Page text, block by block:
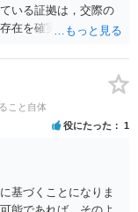
いる証拠は，交際の
在を確実に証明でき
請求を進めることで
姻破綻に至っていな
れません。 ②夫との
るのがよいと思いま
ることも含む）でき
方でもよいでしょ
前提であり，その価
政書士に委任をして
明ですが，その行政
こと自体
役にたった 1
基づくことになりま
能であれば、そのよ